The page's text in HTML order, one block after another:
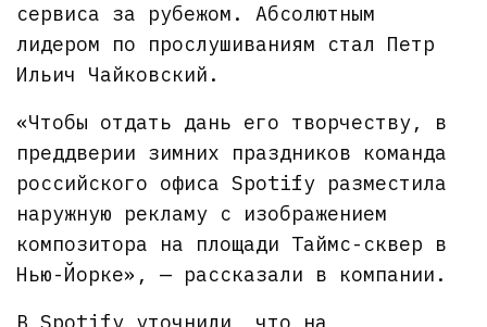
сервиса за рубежом. Абсолютным
лидером по прослушиваниям стал Петр
Ильич Чайковский.
«Чтобы отдать дань его творчеству, в
преддверии зимних праздников команда
российского офиса Spotify разместила
наружную рекламу с изображением
композитора на площади Таймс-сквер в
Нью-Йорке», — рассказали в компании.